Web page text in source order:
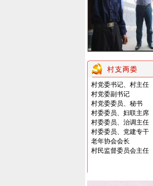
村党委书记、村主任
村党委副书记
村党委委员、秘书
村委委员、妇联主席
村委委员、治调主任
村委委员、党建专干
老年协会会长
村民监督委员会主任